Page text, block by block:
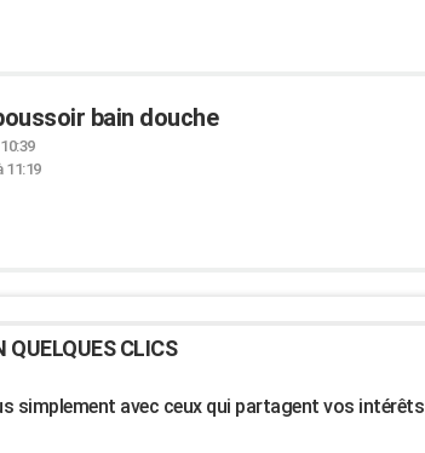
bain douche
11:19
QUELQUES CLICS
simplement avec ceux qui partagent vos intérêts